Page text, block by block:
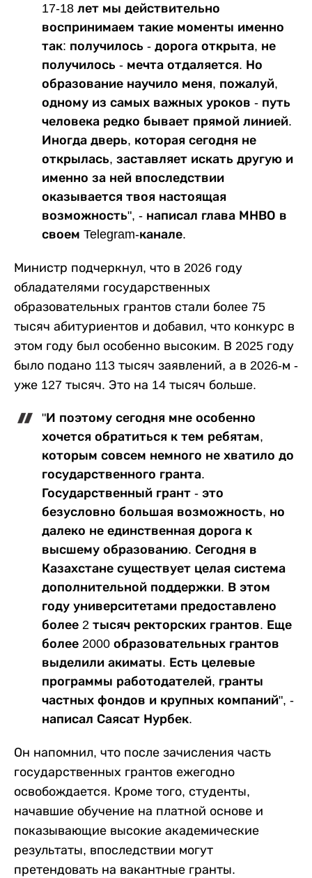
17-18 лет мы действительно
воспринимаем такие моменты именно
так: получилось - дорога открыта, не
получилось - мечта отдаляется. Но
образование научило меня, пожалуй,
одному из самых важных уроков - путь
человека редко бывает прямой линией.
Иногда дверь, которая сегодня не
открылась, заставляет искать другую и
именно за ней впоследствии
оказывается твоя настоящая
возможность", - написал глава МНВО в
своем Telegram-канале.
Министр подчеркнул, что в 2026 году
обладателями государственных
образовательных грантов стали более 75
тысяч абитуриентов и добавил, что конкурс в
этом году был особенно высоким. В 2025 году
было подано 113 тысяч заявлений, а в 2026-м -
уже 127 тысяч. Это на 14 тысяч больше.
"И поэтому сегодня мне особенно
хочется обратиться к тем ребятам,
которым совсем немного не хватило до
государственного гранта.
Государственный грант - это
безусловно большая возможность, но
далеко не единственная дорога к
высшему образованию. Сегодня в
Казахстане существует целая система
дополнительной поддержки. В этом
году университетами предоставлено
более 2 тысяч ректорских грантов. Еще
более 2000 образовательных грантов
выделили акиматы. Есть целевые
программы работодателей, гранты
частных фондов и крупных компаний", -
написал Саясат Нурбек.
Он напомнил, что после зачисления часть
государственных грантов ежегодно
освобождается. Кроме того, студенты,
начавшие обучение на платной основе и
показывающие высокие академические
результаты, впоследствии могут
претендовать на вакантные гранты.